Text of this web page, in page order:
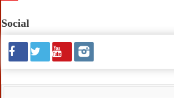
Social